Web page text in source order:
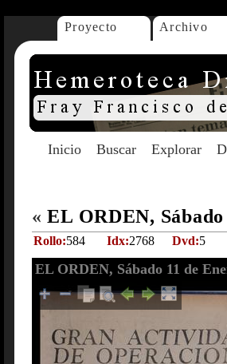
Proyecto Archivo
Inicio Buscar Explorar
« EL ORDEN,
Rollo:584 Idx:2768 Dvd:5
EL ORDEN, Sábado 11 de